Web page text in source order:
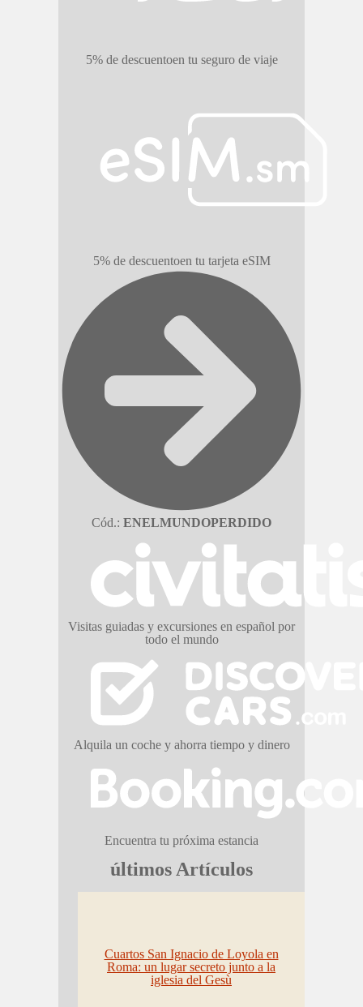
5% de descuentoen tu seguro de viaje
5% de descuentoen tu tarjeta eSIM
Cód.: ENELMUNDOPERDIDO
Visitas guiadas y excursiones en español por
todo el mundo
Alquila un coche y ahorra tiempo y dinero
Encuentra tu próxima estancia
últimos Artículos
Cuartos San Ignacio de Loyola en
Roma: un lugar secreto junto a la
iglesia del Gesù